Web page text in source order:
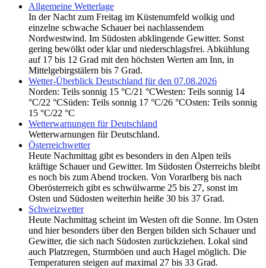
Allgemeine Wetterlage
In der Nacht zum Freitag im Küstenumfeld wolkig und
einzelne schwache Schauer bei nachlassendem
Nordwestwind. Im Südosten abklingende Gewitter. Sonst
gering bewölkt oder klar und niederschlagsfrei. Abkühlung
auf 17 bis 12 Grad mit den höchsten Werten am Inn, in
Mittelgebirgstälern bis 7 Grad.
Wetter-Überblick Deutschland für den 07.08.2026
Norden: Teils sonnig 15 °C/21 °CWesten: Teils sonnig 14
°C/22 °CSüden: Teils sonnig 17 °C/26 °COsten: Teils sonnig
15 °C/22 °C
Wetterwarnungen für Deutschland
Wetterwarnungen für Deutschland.
Österreichwetter
Heute Nachmittag gibt es besonders in den Alpen teils
kräftige Schauer und Gewitter. Im Südosten Österreichs bleibt
es noch bis zum Abend trocken. Von Vorarlberg bis nach
Oberösterreich gibt es schwülwarme 25 bis 27, sonst im
Osten und Südosten weiterhin heiße 30 bis 37 Grad.
Schweizwetter
Heute Nachmittag scheint im Westen oft die Sonne. Im Osten
und hier besonders über den Bergen bilden sich Schauer und
Gewitter, die sich nach Südosten zurückziehen. Lokal sind
auch Platzregen, Sturmböen und auch Hagel möglich. Die
Temperaturen steigen auf maximal 27 bis 33 Grad.